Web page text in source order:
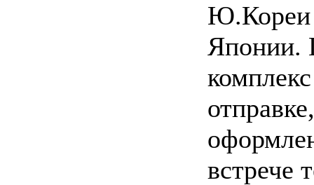
Японии.
отправке,
встрече